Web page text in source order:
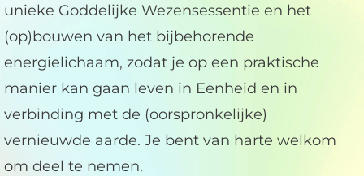
unieke Goddelijke Wezensessentie en het
(op)bouwen van het bijbehorende
energielichaam, zodat je op een praktische
manier kan gaan leven in Eenheid en in
verbinding met de (oorspronkelijke)
vernieuwde aarde. Je bent van harte welkom
om deel te nemen.